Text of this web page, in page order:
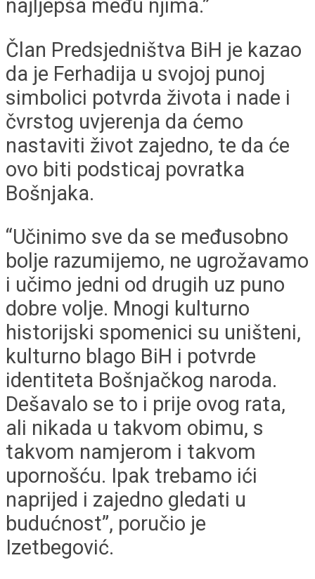
najljepša među njima.”
Član Predsjedništva BiH je kazao
da je Ferhadija u svojoj punoj
simbolici potvrda života i nade i
čvrstog uvjerenja da ćemo
nastaviti život zajedno, te da će
ovo biti podsticaj povratka
Bošnjaka.
“Učinimo sve da se međusobno
bolje razumijemo, ne ugrožavamo
i učimo jedni od drugih uz puno
dobre volje. Mnogi kulturno
historijski spomenici su uništeni,
kulturno blago BiH i potvrde
identiteta Bošnjačkog naroda.
Dešavalo se to i prije ovog rata,
ali nikada u takvom obimu, s
takvom namjerom i takvom
upornošću. Ipak trebamo ići
naprijed i zajedno gledati u
budućnost”, poručio je
Izetbegović.